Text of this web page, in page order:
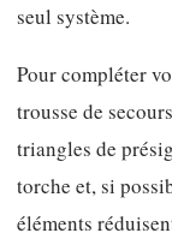
seul système.
Pour compléter
trousse de
triangles de
torche et, si
éléments